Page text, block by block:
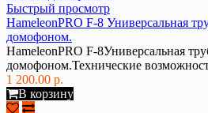
Быстрый просмотр
HameleonPRO F-8 Универсальная
домофоном.
HameleonPRO F-8Универсальная
домофоном.Технические
1 200.00 р.
В корзину